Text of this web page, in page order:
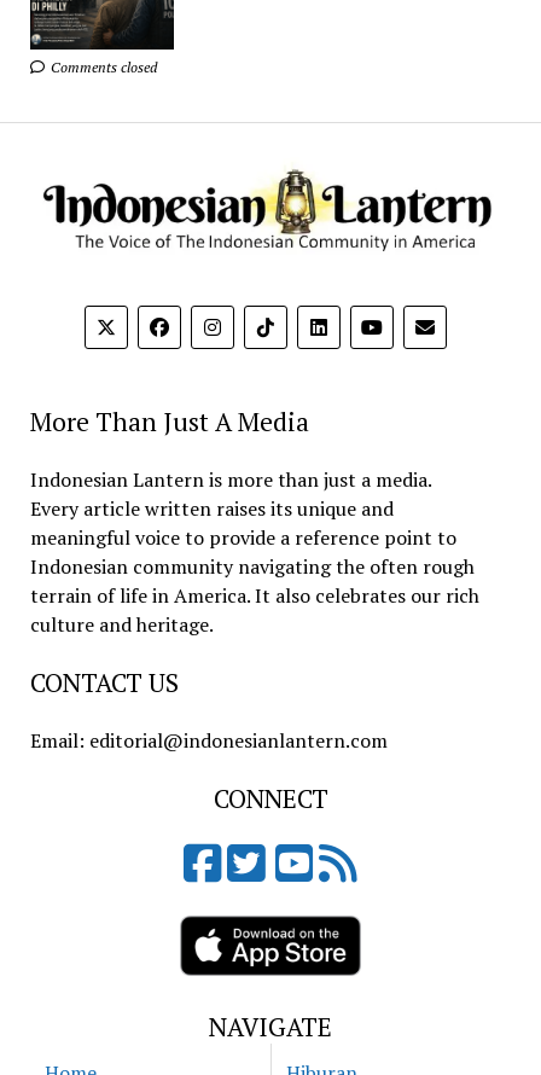
Comments closed
More Than Just A Media
Indonesian Lantern is more than just a media.
Every article written raises its unique and
meaningful voice to provide a reference point to
Indonesian community navigating the often rough
terrain of life in America. It also celebrates our rich
culture and heritage.
CONTACT US
Email: editorial@indonesianlantern.com
CONNECT
NAVIGATE